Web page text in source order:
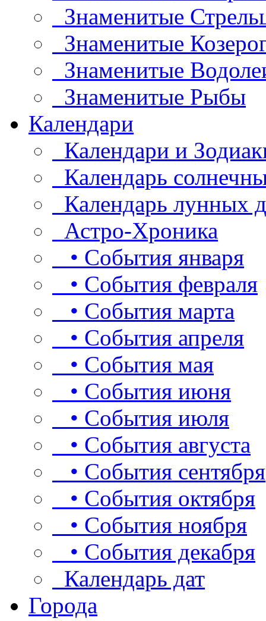
Знаменитые
Знаменитые
Знаменитые
Знаменитые Рыбы
Календари
Календари и
Календарь
Календарь лунных
Астро-Хроника
• События января
• События февраля
• События марта
• События апреля
• События мая
• События июня
• События июля
• События августа
• События сентября
• События октября
• События ноября
• События декабря
Календарь дат
Города